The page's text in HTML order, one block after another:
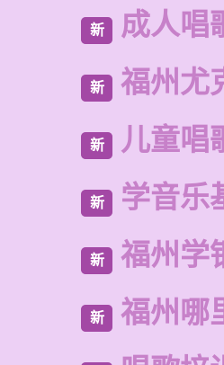
新 成人唱
新 福州尤
新 儿童唱
新 学音乐
新 福州学
新 福州哪